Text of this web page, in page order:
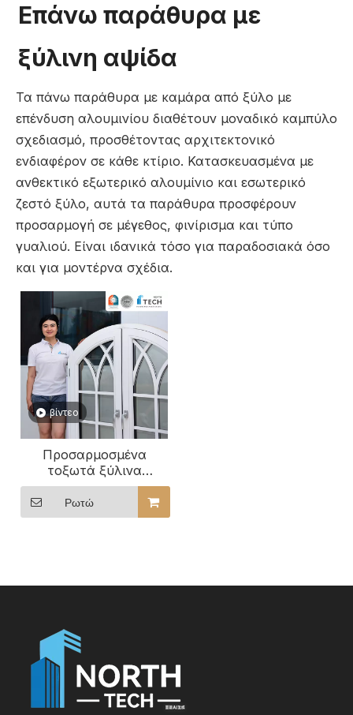
Επάνω παράθυρα με
ξύλινη αψίδα
Τα πάνω παράθυρα με καμάρα από ξύλο με
επένδυση αλουμινίου διαθέτουν μοναδικό καμπύλο
σχεδιασμό, προσθέτοντας αρχιτεκτονικό
ενδιαφέρον σε κάθε κτίριο. Κατασκευασμένα με
ανθεκτικό εξωτερικό αλουμίνιο και εσωτερικό
ζεστό ξύλο, αυτά τα παράθυρα προσφέρουν
προσαρμογή σε μέγεθος, φινίρισμα και τύπο
γυαλιού. Είναι ιδανικά τόσο για παραδοσιακά όσο
και για μοντέρνα σχέδια.
βίντεο
Προσαρμοσμένα
τοξωτά ξύλινα
παράθυρα με επένδυση
αλουμινίου για
εμπορικά κτίρια
Ρωτώ